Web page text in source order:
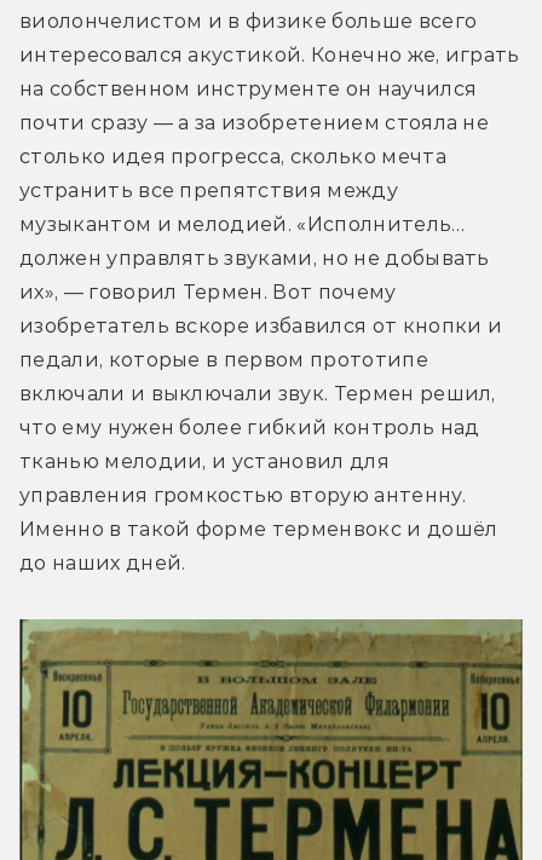
виолончелистом и в физике больше всего
интересовался акустикой. Конечно же, играть
на собственном инструменте он научился
почти сразу — а за изобретением стояла не
столько идея прогресса, сколько мечта
устранить все препятствия между
музыкантом и мелодией. «Исполнитель…
должен управлять звуками, но не добывать
их», — говорил Термен. Вот почему
изобретатель вскоре избавился от кнопки и
педали, которые в первом прототипе
включали и выключали звук. Термен решил,
что ему нужен более гибкий контроль над
тканью мелодии, и установил для
управления громкостью вторую антенну.
Именно в такой форме терменвокс и дошёл
до наших дней.